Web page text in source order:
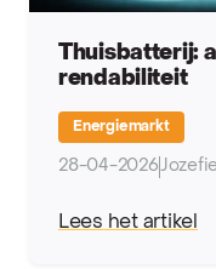
Thuisbatterij:
rendabiliteit
Energiemarkt
28-04-2026
Lees het artikel